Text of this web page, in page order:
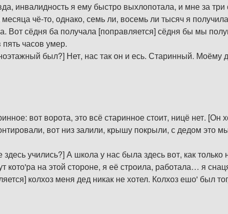
инвалидность я ему быстро выхлопотала, и мне за
месяца чё-то, однако, семь ли, восемь ли тысяч я
Вот сёдня ба получала [поправляется] сёдня бы мы
пять часов умер.
был?] Нет, нас так он и есь. Старинный. Моёму
вот ворота, это всё старинное стоит, ницё нет.
вот низ залили, крышу покрыли, с дедом это
учились?] А школа у нас была здесь вот, как
кото'ра на этой стороне, я её строила, работала… я
колхоз меня дед никак не хотел. Колхоз ешо' был